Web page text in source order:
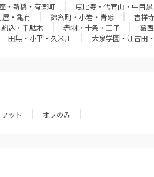
・新橋・有楽町 恵比寿・代官山・中目黒
屋・亀有 錦糸町・小岩・青砥 吉祥
込・千駄木 赤羽・十条・王子 葛
田無・小平・久米川 大泉学園・江古田
フット オフのみ